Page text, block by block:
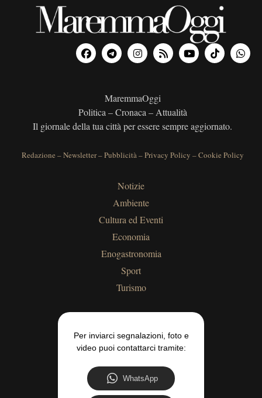
MaremmaOggi
Politica – Cronaca – Attualità
Il giornale della tua città per essere sempre aggiornato.
Redazione –Newsletter–Pubblicità–Privacy Policy –Cookie Policy
Notizie
Ambiente
Cultura ed Eventi
Economia
Enogastronomia
Sport
Turismo
Per inviarci segnalazioni, foto e
video puoi contattarci tramite:
WhatsApp